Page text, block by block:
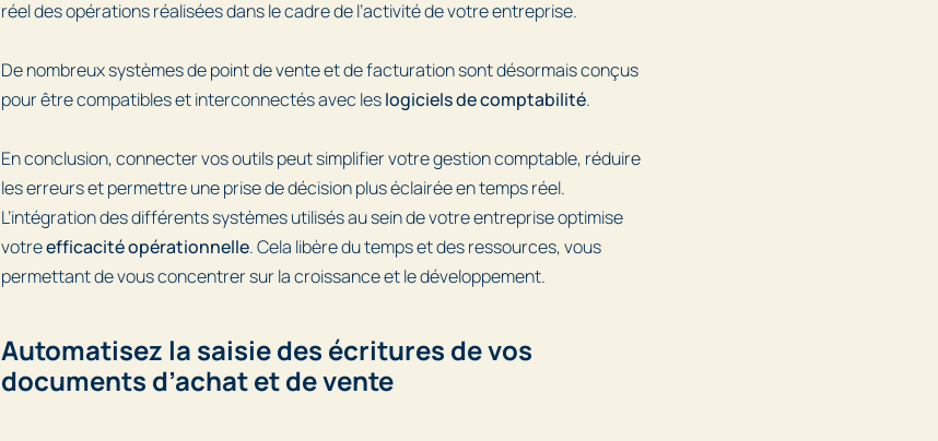
réel des opérations réalisées dans le cadre de l’activité de votre entreprise.
De nombreux systèmes de point de vente et de facturation sont désormais conçus
pour être compatibles et interconnectés avec leslogiciels de comptabilité.
En conclusion, connecter vos outils peut simplifier votre gestion comptable, réduire
les erreurs et permettre une prise de décision plus éclairée en temps réel.
L’intégration des différents systèmes utilisés au sein de votre entreprise optimise
votreefficacité opérationnelle. Cela libère du temps et des ressources, vous
permettant de vous concentrer sur la croissance et le développement.
Automatisez la saisie des écritures de vos
documents d’achat et de vente